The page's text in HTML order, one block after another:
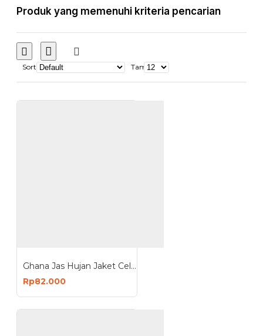
Produk yang memenuhi kriteria pencarian
Sort Tampilkan:
Ghana Jas Hujan Jaket Celana All Size Raincoat PVC
Rp82.000